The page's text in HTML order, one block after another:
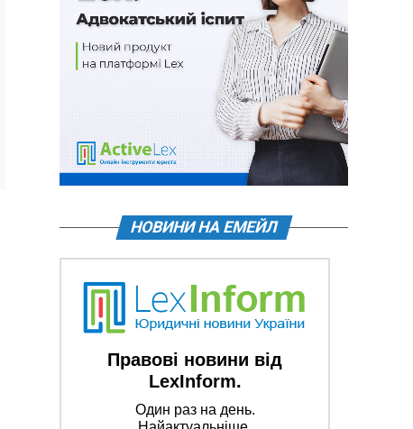
НОВИНИ НА ЕМЕЙЛ
Правові новини від
LexInform.
Один раз на день.